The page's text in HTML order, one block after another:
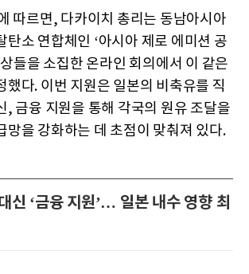
따르면, 다카이치 총리는 동남아시아
탄소 연합체인 ‘아시아 제로 에미션 공
들을 소집한 온라인 회의에서 이 같은
했다. 이번 지원은 일본의 비축유를 직
, 금융 지원을 통해 각국의 원유 조달을
망을 강화하는 데 초점이 맞춰져 있다.
신 ‘금융 지원’… 일본 내수 영향 최